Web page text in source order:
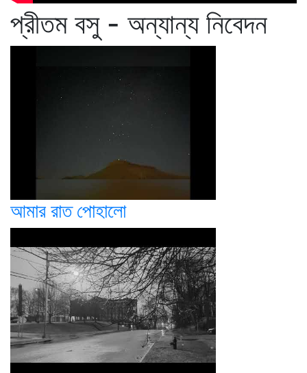
প্রীতম বসু - অন্যান্য নিবেদন
আমার রাত পোহালো